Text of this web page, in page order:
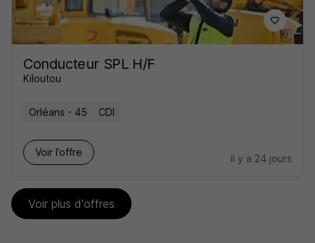
Conducteur SPL H/F
Kiloutou
Orléans - 45 CDI
Voir l’offre
il y a 24 jours
Voir plus d'offres